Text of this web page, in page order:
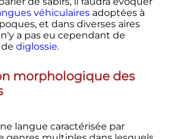
véhiculairesadoptées à
et dans diverses aires
a pas eu cependant de
diglossie.
morphologique des
langue caractérisée par